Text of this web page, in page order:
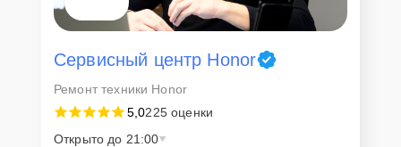
Сервисный центр Honor
Ремонт техники Honor
5,0225 оценки
Открыто до 21:00